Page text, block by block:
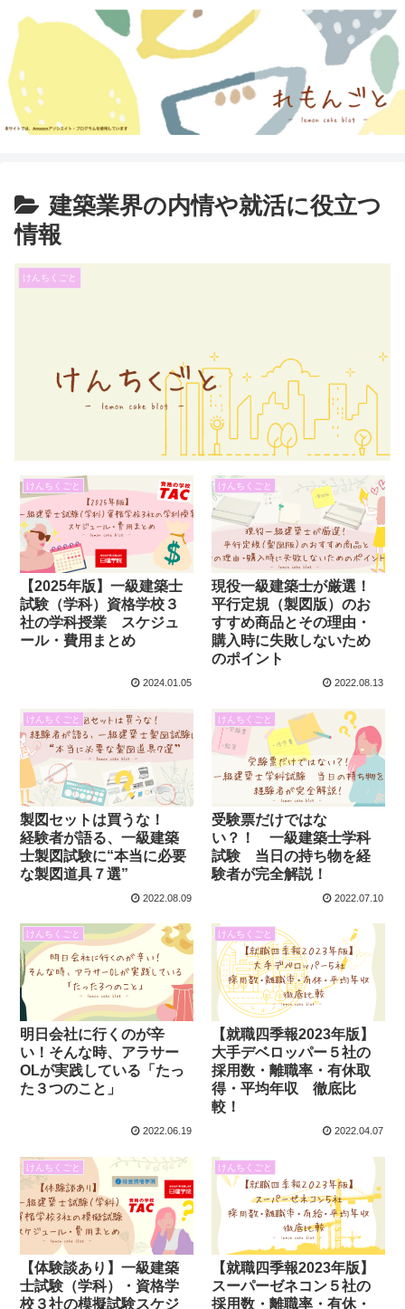
建築業界の内情や就活に役立つ
情報
けんちくごと
けんちくごと
【2025年版】一級建築士
試験（学科）資格学校３
社の学科授業 スケジュ
ール・費用まとめ
2024.01.05
けんちくごと
現役一級建築士が厳選！
平行定規（製図版）のお
すすめ商品とその理由・
購入時に失敗しないため
のポイント
2022.08.13
けんちくごと
製図セットは買うな！
経験者が語る、一級建築
士製図試験に“本当に必要
な製図道具７選”
2022.08.09
けんちくごと
受験票だけではな
い？！ 一級建築士学科
試験 当日の持ち物を経
験者が完全解説！
2022.07.10
けんちくごと
明日会社に行くのが辛
い！そんな時、アラサー
OLが実践している「たっ
た３つのこと」
2022.06.19
けんちくごと
【就職四季報2023年版】
大手デベロッパー５社の
採用数・離職率・有休取
得・平均年収 徹底比
較！
2022.04.07
けんちくごと
【体験談あり】一級建築
士試験（学科）・資格学
校３社の模擬試験スケジ
けんちくごと
【就職四季報2023年版】
スーパーゼネコン５社の
採用数・離職率・有休・